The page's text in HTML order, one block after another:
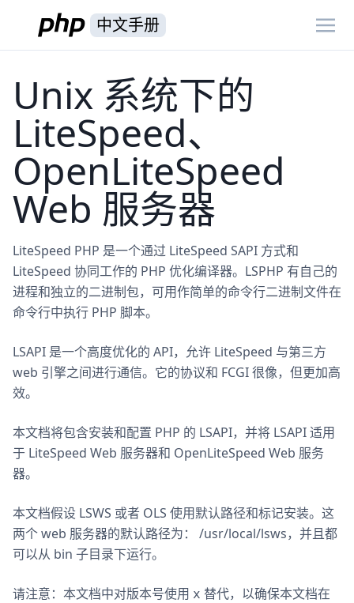
中文手册
Unix 系统下的
LiteSpeed、
OpenLiteSpeed
Web 服务器
LiteSpeed PHP 是一个通过 LiteSpeed SAPI 方式和
LiteSpeed 协同工作的 PHP 优化编译器。LSPHP 有自己的
进程和独立的二进制包，可用作简单的命令行二进制文件在
命令行中执行 PHP 脚本。
LSAPI 是一个高度优化的 API，允许 LiteSpeed 与第三方
web 引擎之间进行通信。它的协议和 FCGI 很像，但更加高
效。
本文档将包含安装和配置 PHP 的 LSAPI，并将 LSAPI 适用
于 LiteSpeed Web 服务器和 OpenLiteSpeed Web 服务
器。
本文档假设 LSWS 或者 OLS 使用默认路径和标记安装。这
两个 web 服务器的默认路径为： /usr/local/lsws，并且都
可以从 bin 子目录下运行。
请注意：本文档中对版本号使用 x 替代，以确保本文档在